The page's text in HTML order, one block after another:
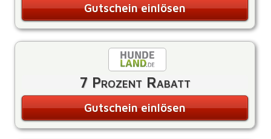
Gutschein einlösen
7 Prozent Rabatt
Gutschein einlösen